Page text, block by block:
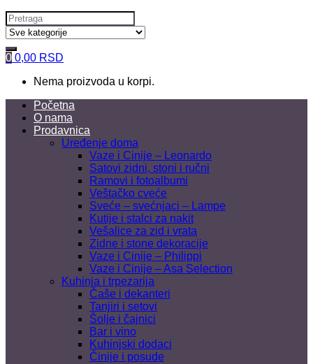
Search
for:
0 0,00 RSD
Nema proizvoda u korpi.
Početna
O nama
Prodavnica
Uređenje doma
Vaze i Cinije – Leonardo
Satovi zidni, stoni i ručni
Ramovi i fotoalbumi
Veštačko cveće
Sveće – svećnjaci – Lampe
Kutije i stalci za nakit
Vešalice za zid i vrata
Zidne i stone dekoracije
Vaze i Cinije – Philippi
Vaze i Cinije – Asa Selection
Kuhinja i trpezarija
Čaše i dekanteri
Tanjiri i setovi
Šolje i čajnici
Bar i vino
Kuhinjski dodaci
Činije i posude